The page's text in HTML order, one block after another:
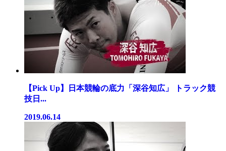
【Pick Up】日本競輪の底力「深谷知広」 トラック競
技日...
2019.06.14